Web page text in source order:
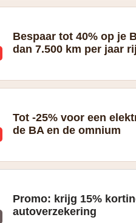
Bespaar tot 40% op je
dan 7.500 km per jaar
Tot -25% voor een
de BA en de omnium
Promo: krijg 15%
autoverzekering